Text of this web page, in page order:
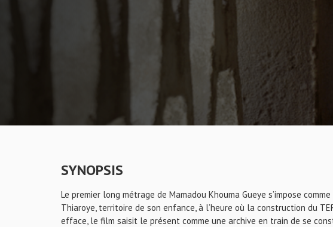
SYNOPSIS
Le premier long métrage de Mamadou Khouma Gueye s’impose
Thiaroye, territoire de son enfance, à l’heure où la construction du
efface, le film saisit le présent comme une archive en train de se